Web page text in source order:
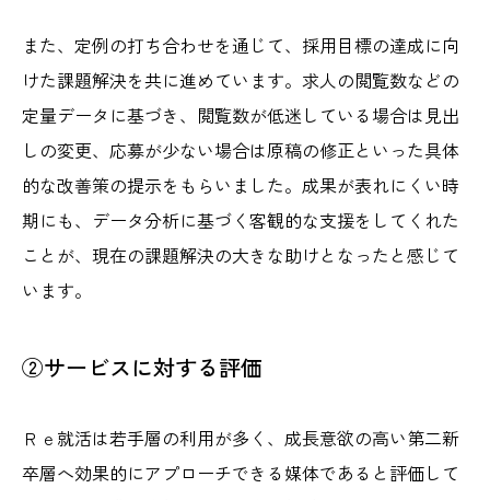
また、定例の打ち合わせを通じて、採用目標の達成に向
けた課題解決を共に進めています。求人の閲覧数などの
定量データに基づき、閲覧数が低迷している場合は見出
しの変更、応募が少ない場合は原稿の修正といった具体
的な改善策の提示をもらいました。成果が表れにくい時
期にも、データ分析に基づく客観的な支援をしてくれた
ことが、現在の課題解決の大きな助けとなったと感じて
います。
②サービスに対する評価
Ｒｅ就活は若手層の利用が多く、成長意欲の高い第二新
卒層へ効果的にアプローチできる媒体であると評価して